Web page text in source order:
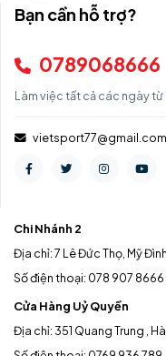
Bạn cần hỗ trợ?
0789068666
Làm việc tất cả các ngày từ
vietsport77@gmail.com
Chi Nhánh 2
Địa chỉ: 7 Lê Đức Thọ, Mỹ
Số điện thoại: 078 907 8666
Cửa Hàng Uỷ Quyền
Địa chỉ: 351 Quang Trung ,